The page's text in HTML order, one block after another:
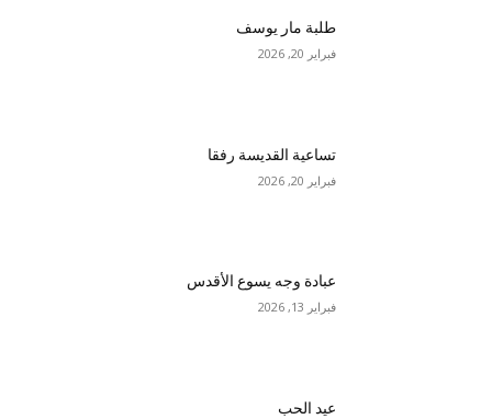
طلبة مار يوسف
فبراير 20, 2026
تساعية القديسة رفقا
فبراير 20, 2026
عبادة وجه يسوع الأقدس
فبراير 13, 2026
عيد الحب